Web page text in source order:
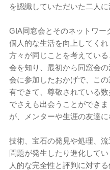
を認識していただいた二人
GIA同窓会とそのネットワ
個人的な生活を向上してく
方々が同じことを考えてい
会を知り、最初から同窓会
会に参加したおかげで、こ
有できて、尊敬されている
でさえも出会うことができ
が、メンターや生涯の友達に
技術、宝石の発見や処理、
問題が発生したり進化して
人的な完全性と評判に対す